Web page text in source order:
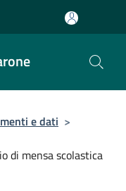
e dati >
di mensa scolastica